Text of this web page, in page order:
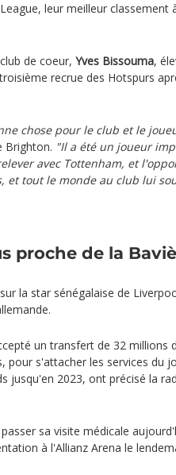
leur meilleur classement
de coeur, Yves Bissouma,
recrue des Hotspurs
chose pour le club et le
Brighton. "Il a été un joueur
avec Tottenham, et
et tout le monde au club lui
proche de la
la star sénégalaise de
un transfert de 32 millions
pour s'attacher les services du
jusqu'en 2023, ont précisé la
sa visite médicale
à l'Allianz Arena le